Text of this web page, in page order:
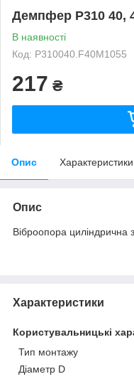
Демпфер P310 40,
В наявності
Код: P310040.F40M1055
217 ₴
Опис Характеристики
Опис
Віброопора циліндрична
Характеристики
Користувальницькі
Тип монтажу
Діаметр D